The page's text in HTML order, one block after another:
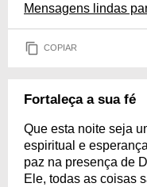
Mensagens lindas
COPIAR
Fortaleça a sua fé
Que esta noite seja
espiritual e
paz na presença de
Ele, todas as coisas